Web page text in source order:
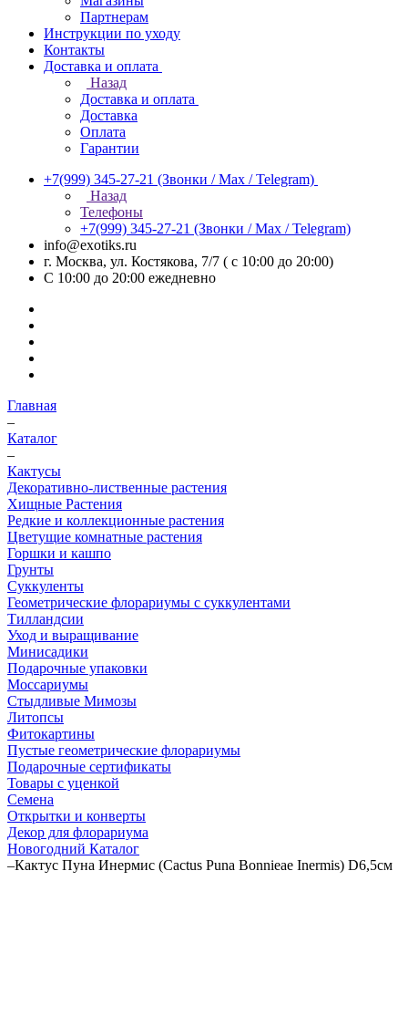
Партнерам
Инструкции по уходу
Контакты
Доставка и оплата
Назад
Доставка и оплата
Доставка
Оплата
Гарантии
+7(999) 345-27-21 (Звонки / Max / Telegram)
Назад
Телефоны
+7(999) 345-27-21 (Звонки / Max / Telegram)
info@exotiks.ru
г. Москва, ул. Костякова, 7/7 ( с 10:00 до 20:00)
С 10:00 до 20:00 ежедневно
Главная
–
Каталог
–
Кактусы
Декоративно-лиственные растения
Хищные Растения
Редкие и коллекционные растения
Цветущие комнатные растения
Горшки и кашпо
Грунты
Суккуленты
Геометрические флорариумы с суккулентами
Тилландсии
Уход и выращивание
Минисадики
Подарочные упаковки
Моссариумы
Стыдливые Мимозы
Литопсы
Фитокартины
Пустые геометрические флорариумы
Подарочные сертификаты
Товары с уценкой
Семена
Открытки и конверты
Декор для флорариума
Новогодний Каталог
–Кактус Пуна Инермис (Cactus Puna Bonnieae Inermis) D6,5см